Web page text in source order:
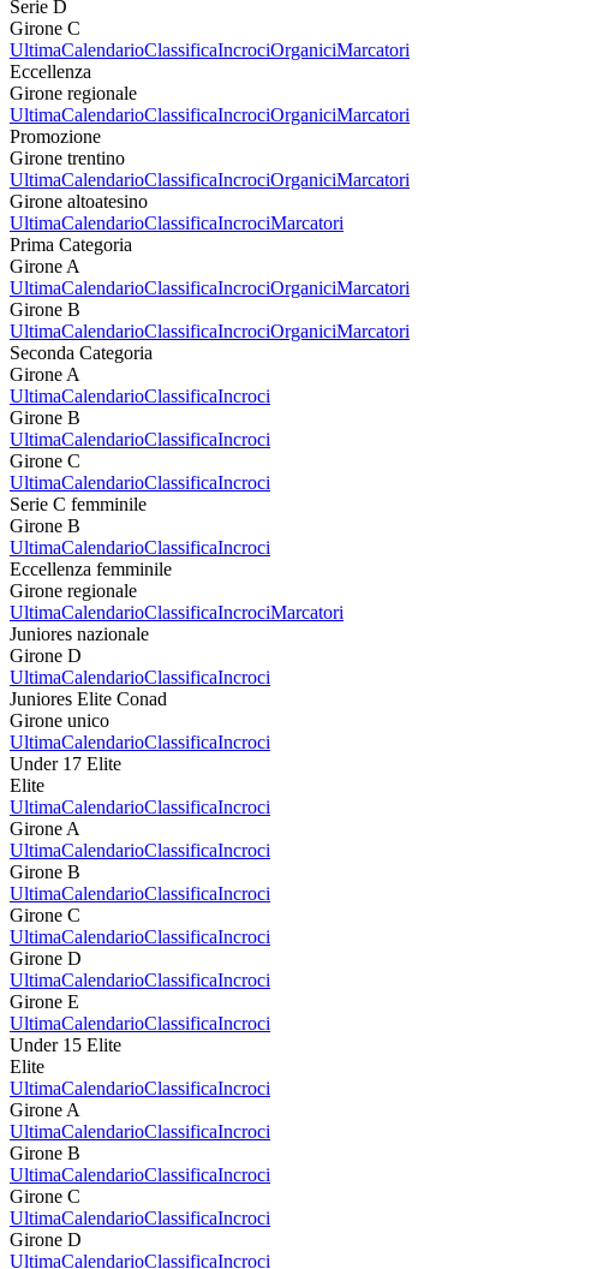
Serie D
Girone C
UltimaCalendarioClassificaIncrociOrganiciMarcatori
Eccellenza
Girone regionale
UltimaCalendarioClassificaIncrociOrganiciMarcatori
Promozione
Girone trentino
UltimaCalendarioClassificaIncrociOrganiciMarcatori
Girone altoatesino
UltimaCalendarioClassificaIncrociMarcatori
Prima Categoria
Girone A
UltimaCalendarioClassificaIncrociOrganiciMarcatori
Girone B
UltimaCalendarioClassificaIncrociOrganiciMarcatori
Seconda Categoria
Girone A
UltimaCalendarioClassificaIncroci
Girone B
UltimaCalendarioClassificaIncroci
Girone C
UltimaCalendarioClassificaIncroci
Serie C femminile
Girone B
UltimaCalendarioClassificaIncroci
Eccellenza femminile
Girone regionale
UltimaCalendarioClassificaIncrociMarcatori
Juniores nazionale
Girone D
UltimaCalendarioClassificaIncroci
Juniores Elite Conad
Girone unico
UltimaCalendarioClassificaIncroci
Under 17 Elite
Elite
UltimaCalendarioClassificaIncroci
Girone A
UltimaCalendarioClassificaIncroci
Girone B
UltimaCalendarioClassificaIncroci
Girone C
UltimaCalendarioClassificaIncroci
Girone D
UltimaCalendarioClassificaIncroci
Girone E
UltimaCalendarioClassificaIncroci
Under 15 Elite
Elite
UltimaCalendarioClassificaIncroci
Girone A
UltimaCalendarioClassificaIncroci
Girone B
UltimaCalendarioClassificaIncroci
Girone C
UltimaCalendarioClassificaIncroci
Girone D
UltimaCalendarioClassificaIncroci